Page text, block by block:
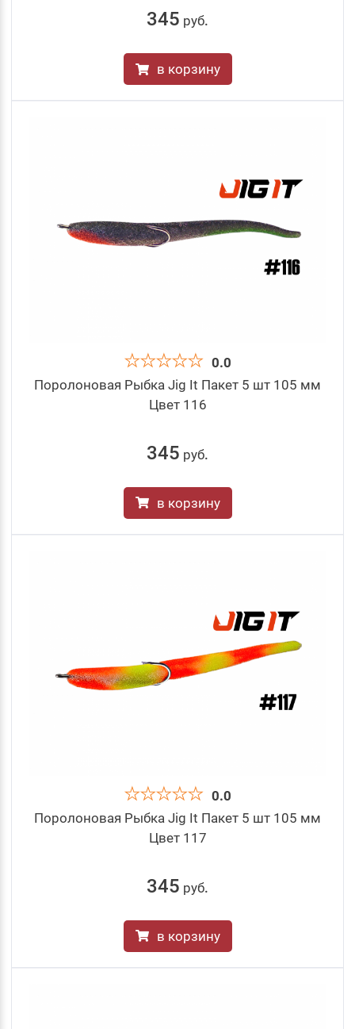
345 руб.
в корзину
0.0
Поролоновая Рыбка Jig It Пакет 5 шт 105 мм
Цвет 116
345 руб.
в корзину
0.0
Поролоновая Рыбка Jig It Пакет 5 шт 105 мм
Цвет 117
345 руб.
в корзину